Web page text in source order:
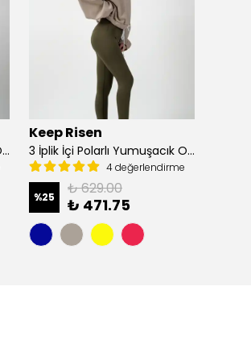
3 İplik İçi Polarlı Yumuşacık Oversize Kadın Crop Sweatshirt - Sarı
Keep Risen
3 İplik İçi Polarlı Yumuşacık Oversize Kadın Crop Sweatshirt - Vizon
4 değerlendirme
%25 ₺ 629.00
₺ 471.75